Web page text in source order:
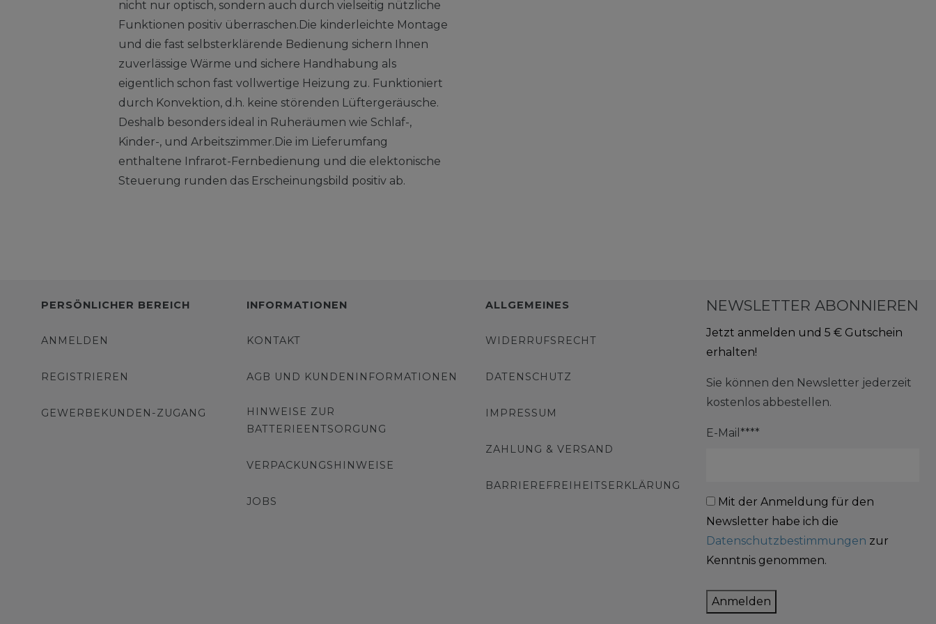
nicht nur optisch, sondern auch durch vielseitig nützliche
Funktionen positiv überraschen.Die kinderleichte Montage
und die fast selbsterklärende Bedienung sichern Ihnen
zuverlässige Wärme und sichere Handhabung als
eigentlich schon fast vollwertige Heizung zu. Funktioniert
durch Konvektion, d.h. keine störenden Lüftergeräusche.
Deshalb besonders ideal in Ruheräumen wie Schlaf-,
Kinder-, und Arbeitszimmer.Die im Lieferumfang
enthaltene Infrarot-Fernbedienung und die elektonische
Steuerung runden das Erscheinungsbild positiv ab.
PERSÖNLICHER BEREICH
ANMELDEN
REGISTRIEREN
GEWERBEKUNDEN-ZUGANG
INFORMATIONEN
KONTAKT
AGB UND KUNDENINFORMATIONEN
HINWEISE ZUR
BATTERIEENTSORGUNG
VERPACKUNGSHINWEISE
JOBS
ALLGEMEINES
WIDERRUFSRECHT
DATENSCHUTZ
IMPRESSUM
ZAHLUNG & VERSAND
BARRIEREFREIHEITSERKLÄRUNG
NEWSLETTER ABONNIEREN
Jetzt anmelden und 5 € Gutschein
erhalten!
Sie können den Newsletter jederzeit
kostenlos abbestellen.
E-Mail****
Mit der Anmeldung für den
Newsletter habe ich die
Datenschutzbestimmungen zur
Kenntnis genommen.
Anmelden